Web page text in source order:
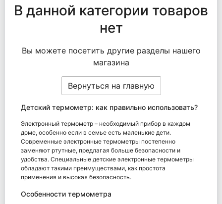
В данной категории товаров
нет
Вы можете посетить другие разделы нашего
магазина
Вернуться на главную
Детский термометр: как правильно использовать?
Электронный термометр – необходимый прибор в каждом
доме, особенно если в семье есть маленькие дети.
Современные электронные термометры постепенно
заменяют ртутные, предлагая больше безопасности и
удобства. Специальные детские электронные термометры
обладают такими преимуществами, как простота
применения и высокая безопасность.
Особенности термометра